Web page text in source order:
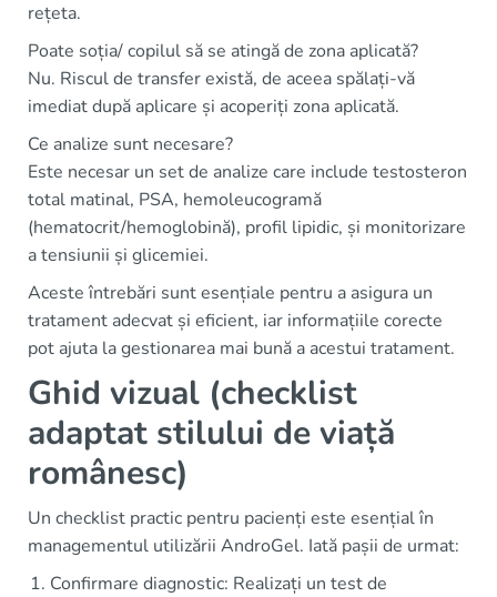
rețeta.
Poate soția/ copilul să se atingă de zona aplicată?
Nu. Riscul de transfer există, de aceea spălați-vă
imediat după aplicare și acoperiți zona aplicată.
Ce analize sunt necesare?
Este necesar un set de analize care include testosteron
total matinal, PSA, hemoleucogramă
(hematocrit/hemoglobină), profil lipidic, și monitorizare
a tensiunii și glicemiei.
Aceste întrebări sunt esențiale pentru a asigura un
tratament adecvat și eficient, iar informațiile corecte
pot ajuta la gestionarea mai bună a acestui tratament.
Ghid vizual (checklist
adaptat stilului de viață
românesc)
Un checklist practic pentru pacienți este esențial în
managementul utilizării AndroGel. Iată pașii de urmat:
Confirmare diagnostic: Realizați un test de